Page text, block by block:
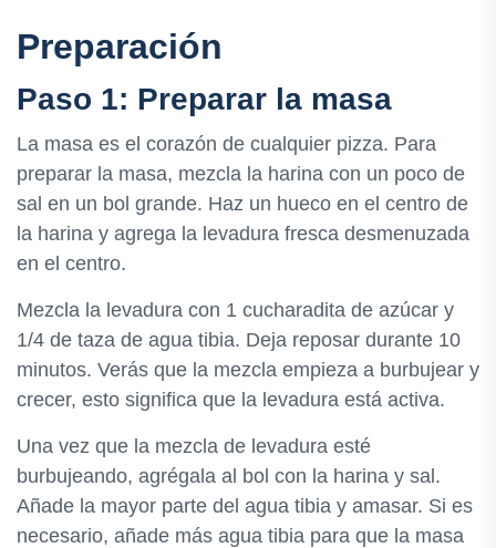
Preparación
Paso 1: Preparar la masa
La masa es el corazón de cualquier pizza. Para
preparar la masa, mezcla la harina con un poco de
sal en un bol grande. Haz un hueco en el centro de
la harina y agrega la levadura fresca desmenuzada
en el centro.
Mezcla la levadura con 1 cucharadita de azúcar y
1/4 de taza de agua tibia. Deja reposar durante 10
minutos. Verás que la mezcla empieza a burbujear y
crecer, esto significa que la levadura está activa.
Una vez que la mezcla de levadura esté
burbujeando, agrégala al bol con la harina y sal.
Añade la mayor parte del agua tibia y amasar. Si es
necesario, añade más agua tibia para que la masa